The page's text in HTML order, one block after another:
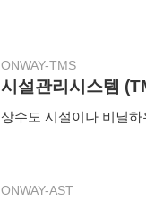
ONWAY-TMS
시설관리시스템
상수도 시설이나 비닐
ONWAY-AST